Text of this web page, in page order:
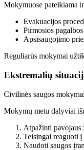
Mokymuose pateikiama
Evakuacijos
Pirmosios
Apsisaugojimo
Reguliarūs mokymai
Ekstremalių
Civilinės saugos
Mokymų metu dalyviai
Atpažinti pavojaus
Teisingai reaguoti į
Naudoti saugos